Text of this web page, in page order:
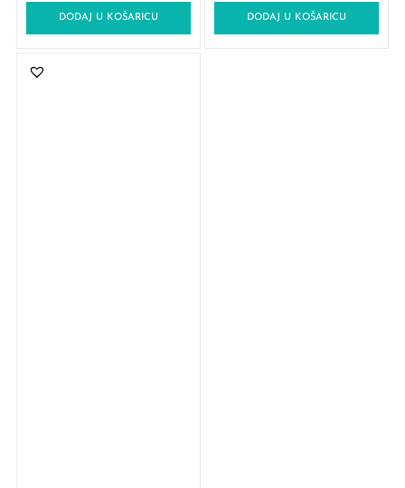
DODAJ U KOŠARICU DODAJ U KOŠARICU